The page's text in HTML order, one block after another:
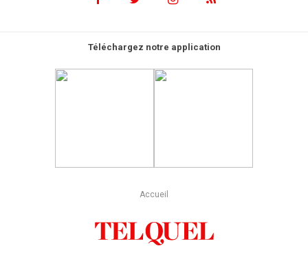
Téléchargez notre application
Accueil